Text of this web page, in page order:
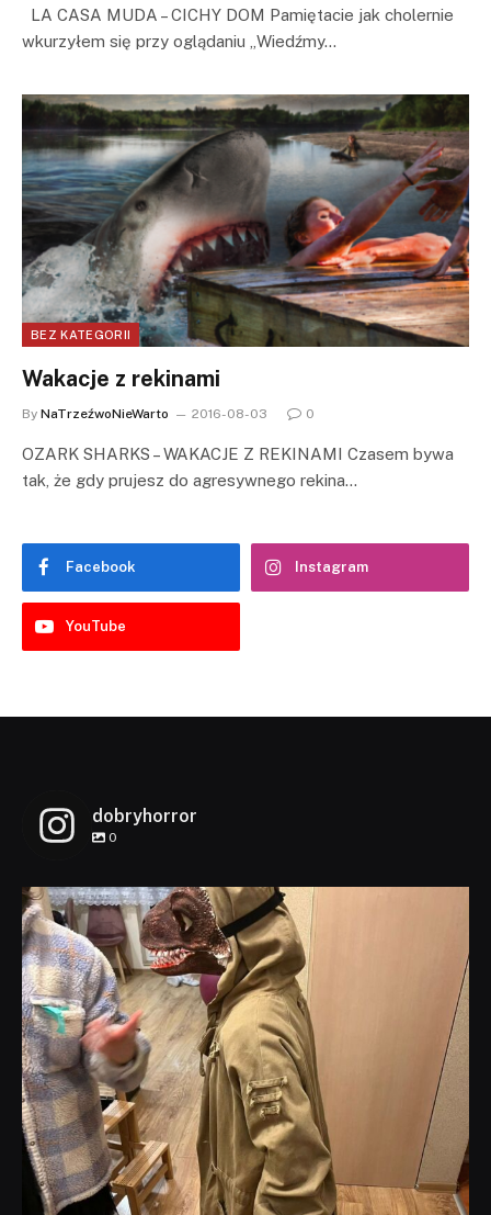
LA CASA MUDA – CICHY DOM Pamiętacie jak cholernie
wkurzyłem się przy oglądaniu „Wiedźmy…
BEZ KATEGORII
Wakacje z rekinami
By NaTrzeźwoNieWarto 2016-08-03 0
OZARK SHARKS – WAKACJE Z REKINAMI Czasem bywa
tak, że gdy prujesz do agresywnego rekina…
Facebook Instagram
YouTube
dobryhorror
0
dobryhorror
Lis 1